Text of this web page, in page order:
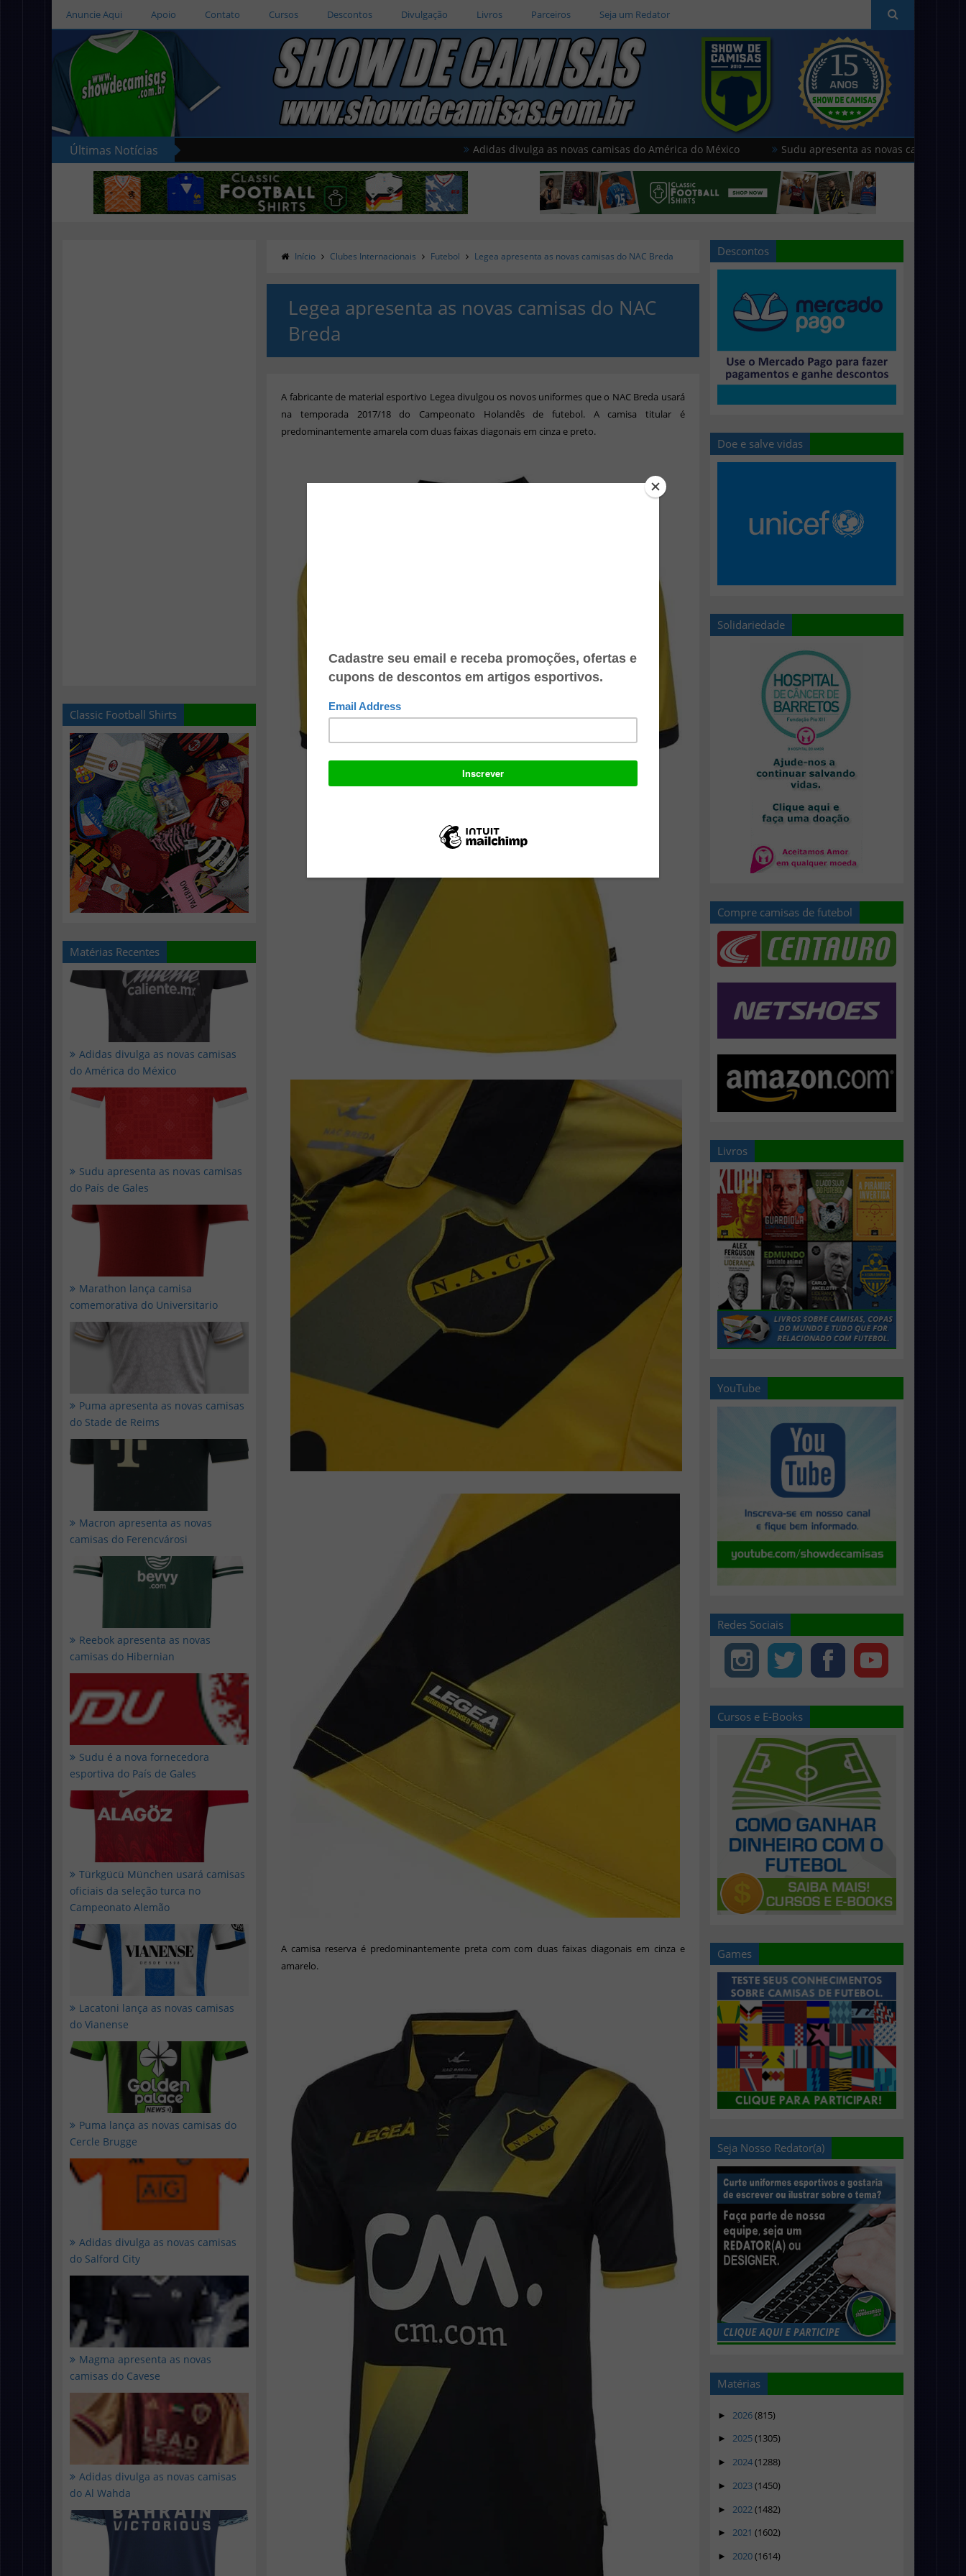
Anuncie Aqui Apoio Contato Cursos Descontos Divulgação Livros Parceiros Seja um Redator
Últimas Notícias Adidas divulga as novas camisas do América do México
Sudu apresenta as novas camisas do País de
camisas do Cercle Brugge
Classic Football Shirts
Matérias Recentes
Adidas divulga as novas camisas
do América do México
Sudu apresenta as novas camisas
do País de Gales
Marathon lança camisa
comemorativa do Universitario
Puma apresenta as novas camisas
do Stade de Reims
Macron apresenta as novas
camisas do Ferencvárosi
Reebok apresenta as novas
camisas do Hibernian
Sudu é a nova fornecedora
esportiva do País de Gales
Türkgücü München usará camisas
oficiais da seleção turca no
Campeonato Alemão
Lacatoni lança as novas camisas
do Vianense
Puma lança as novas camisas do
Cercle Brugge
Adidas divulga as novas camisas
do Salford City
Magma apresenta as novas
camisas do Cavese
Adidas divulga as novas camisas
do Al Wahda
Início Clubes Internacionais Futebol Legea apresenta as novas camisas do NAC Breda
Legea apresenta as novas camisas do NAC
Breda
A fabricante de material esportivo Legea divulgou os novos uniformes que o NAC Breda usará
na temporada 2017/18 do Campeonato Holandês de futebol. A camisa titular é
predominantemente amarela com duas faixas diagonais em cinza e preto.
A camisa reserva é predominantemente preta com com duas faixas diagonais em cinza e
amarelo.
Descontos
Doe e salve vidas
Solidariedade
Compre camisas de futebol
Livros
YouTube
Redes Sociais
Cursos e E-Books
Games
Seja Nosso Redator(a)
Matérias
► 2026(815)
► 2025(1305)
► 2024(1288)
► 2023(1450)
► 2022(1482)
► 2021 (1602)
► 2020(1614)